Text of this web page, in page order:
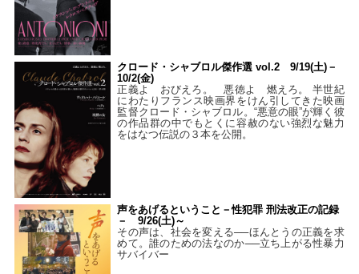
クロード・シャブロル傑作選 vol.2 9/19(土)－
10/2(金)
正義よ おびえろ。 悪徳よ 燃えろ。 半世紀
にわたりフランス映画界をけん引してきた映画
監督クロード・シャブロル。“悪意の眼”が輝く彼
の作品群の中でもとくに容赦のない強烈な魅力
をはなつ伝説の３本を公開。
声をあげるということ－性犯罪 刑法改正の記録
－ 9/26(土)～
その声は、社会を変える──ほんとうの正義を求
めて。誰のための法なのか──立ち上がる性暴力
サバイバー